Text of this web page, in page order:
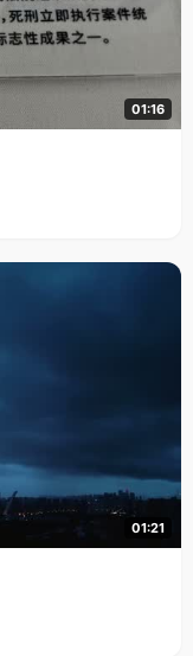
01:16
01:21